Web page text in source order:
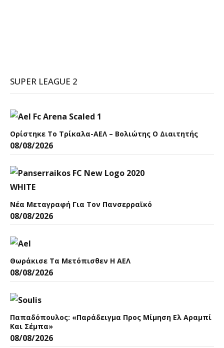
SUPER LEAGUE 2
Ορίστηκε Το Τρίκαλα-ΑΕΛ – Βολιώτης Ο Διαιτητής
08/08/2026
Νέα Μεταγραφή Για Τον Πανσερραϊκό
08/08/2026
Θωράκισε Τα Μετόπισθεν Η ΑΕΛ
08/08/2026
Παπαδόπουλος: «Παράδειγμα Προς Μίμηση Ελ Αραμπί
Και Σέμπα»
08/08/2026